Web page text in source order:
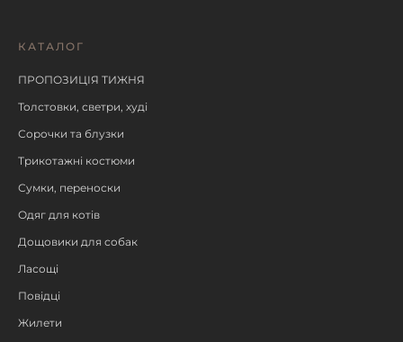
КАТАЛОГ
ПРОПОЗИЦІЯ ТИЖНЯ
Толстовки, светри, худі
Сорочки та блузки
Трикотажні костюми
Сумки, переноски
Одяг для котів
Дощовики для собак
Ласощі
Повідці
Жилети